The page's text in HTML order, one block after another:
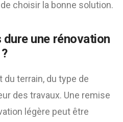
choisir la bonne solution.
une rénovation
du terrain, du type de
des travaux. Une remise
légère peut être